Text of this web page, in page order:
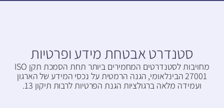
סטנדרט אבטחת מידע ופרטיות
מחויבות לסטנדרטים המחמירים ביותר תחת הסמכת תקן ISO
27001 הבינלאומי, הגנה הרמטית על נכסי המידע של הארגון
ועמידה מלאה ברגולציות הגנת הפרטיות לרבות תיקון 13.